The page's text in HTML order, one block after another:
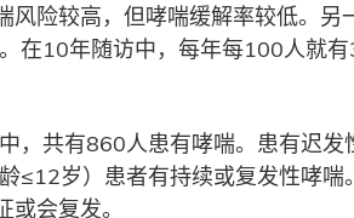
险较高，但哮喘缓解率较低。另
在10年随访中，每年每100人就
，共有860人患有哮喘。患有迟发
岁）患者有持续或复发性哮喘
会复发。